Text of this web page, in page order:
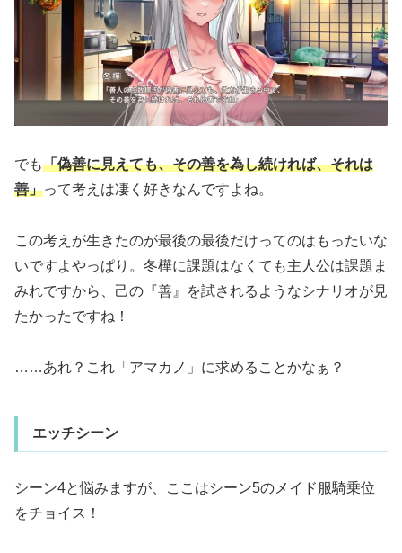
でも「偽善に見えても、その善を為し続ければ、それは
善」って考えは凄く好きなんですよね。
この考えが生きたのが最後の最後だけってのはもったいな
いですよやっぱり。冬樺に課題はなくても主人公は課題ま
みれですから、己の『善』を試されるようなシナリオが見
たかったですね！
……あれ？これ「アマカノ」に求めることかなぁ？
エッチシーン
シーン4と悩みますが、ここはシーン5のメイド服騎乗位
をチョイス！